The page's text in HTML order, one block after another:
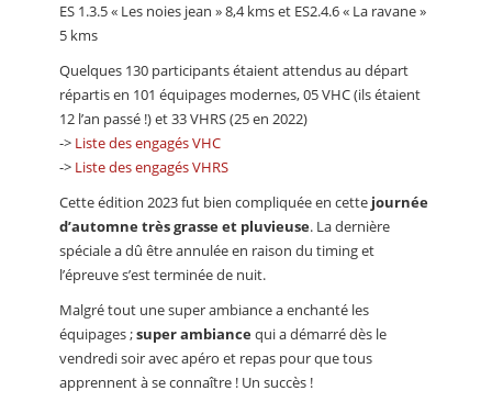
ES 1.3.5 « Les noies jean » 8,4 kms et ES2.4.6 « La ravane »
5 kms
Quelques 130 participants étaient attendus au départ
répartis en 101 équipages modernes, 05 VHC (ils étaient
12 l’an passé !) et 33 VHRS (25 en 2022)
-> Liste des engagés VHC
-> Liste des engagés VHRS
Cette édition 2023 fut bien compliquée en cette journée
d’automne très grasse et pluvieuse. La dernière
spéciale a dû être annulée en raison du timing et
l’épreuve s’est terminée de nuit.
Malgré tout une super ambiance a enchanté les
équipages ;super ambiancequi a démarré dès le
vendredi soir avec apéro et repas pour que tous
apprennent à se connaître ! Un succès !